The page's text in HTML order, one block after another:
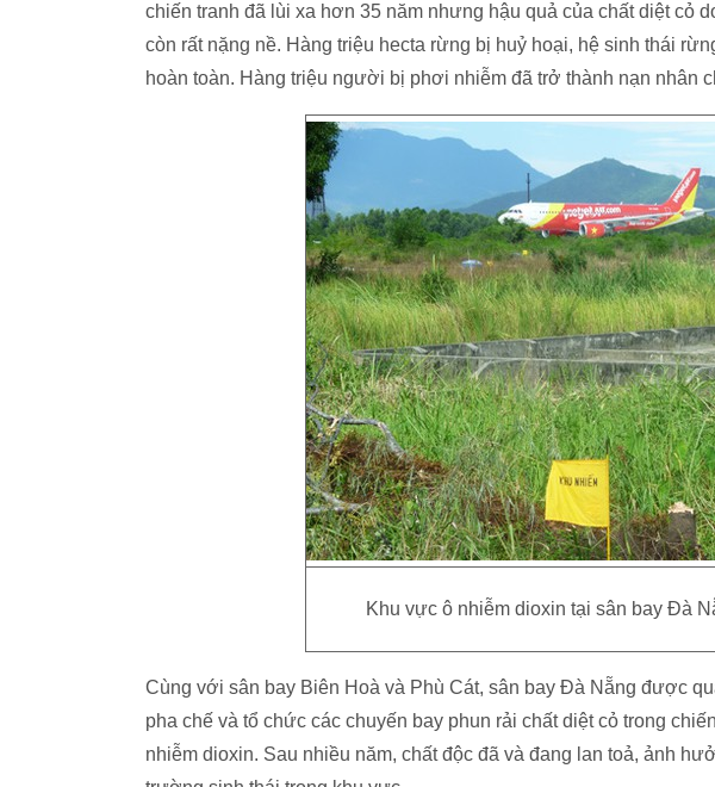
chiến tranh đã lùi xa hơn 35 năm nhưng hậu quả của chất diệt cỏ
còn rất nặng nề. Hàng triệu hecta rừng bị huỷ hoại, hệ sinh thái
hoàn toàn. Hàng triệu người bị phơi nhiễm đã trở thành nạn nhân
Khu vực ô nhiễm dioxin tại sân bay Đà
Cùng với sân bay Biên Hoà và Phù Cát, sân bay Đà Nẵng được
pha chế và tổ chức các chuyến bay phun rải chất diệt cỏ trong
nhiễm dioxin. Sau nhiều năm, chất độc đã và đang lan toả, ảnh